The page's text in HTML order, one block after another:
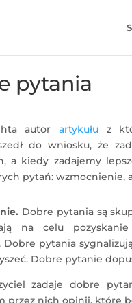
pytania
autor artykułuz
do wniosku, że
a kiedy zadajemy
pytań: wzmocnienie,
Dobre pytania są
na celu
Dobre pytania
Dobre pytanie
zadaje dobre
przez nich opinii, które